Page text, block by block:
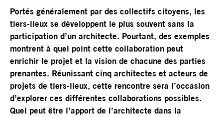
Portés généralement par des collectifs citoyens, les
tiers-lieux se développent le plus souvent sans la
participation d’un architecte. Pourtant, des exemples
montrent à quel point cette collaboration peut
enrichir le projet et la vision de chacune des parties
prenantes. Réunissant cinq architectes et acteurs de
projets de tiers-lieux, cette rencontre sera l’occasion
d’explorer ces différentes collaborations possibles.
Quel peut être l’apport de l’architecte dans la